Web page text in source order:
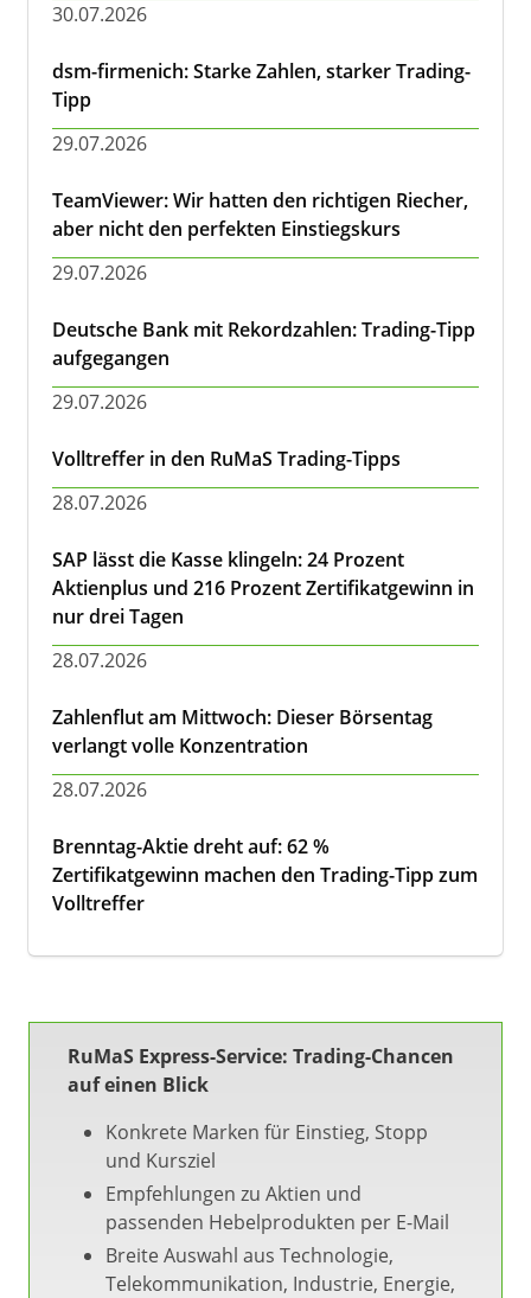
30.07.2026
dsm-firmenich: Starke Zahlen, starker Trading-
Tipp
29.07.2026
TeamViewer: Wir hatten den richtigen Riecher,
aber nicht den perfekten Einstiegskurs
29.07.2026
Deutsche Bank mit Rekordzahlen: Trading-Tipp
aufgegangen
29.07.2026
Volltreffer in den RuMaS Trading-Tipps
28.07.2026
SAP lässt die Kasse klingeln: 24 Prozent
Aktienplus und 216 Prozent Zertifikatgewinn in
nur drei Tagen
28.07.2026
Zahlenflut am Mittwoch: Dieser Börsentag
verlangt volle Konzentration
28.07.2026
Brenntag-Aktie dreht auf: 62 %
Zertifikatgewinn machen den Trading-Tipp zum
Volltreffer
RuMaS Express-Service: Trading-Chancen
auf einen Blick
Konkrete Marken für Einstieg, Stopp
und Kursziel
Empfehlungen zu Aktien und
passenden Hebelprodukten per E-Mail
Breite Auswahl aus Technologie,
Telekommunikation, Industrie, Energie,